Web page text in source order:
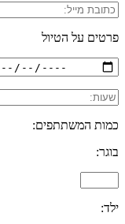
פרטים על הטיול
כמות המשתתפים:
בוגר:
ילד: